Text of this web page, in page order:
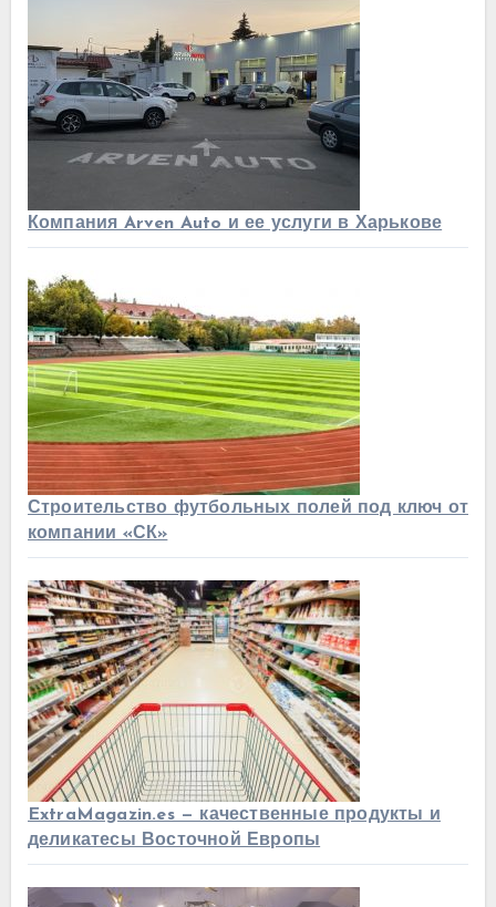
Компания Arven Auto и ее услуги в Харькове
Строительство футбольных полей под ключ от
компании «СК»
ExtraMagazin.es — качественные продукты и
деликатесы Восточной Европы